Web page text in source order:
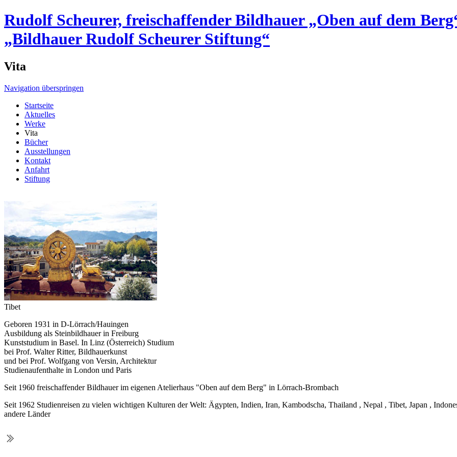
Rudolf Scheurer, freischaffender Bildhauer „Oben auf dem
„Bildhauer Rudolf Scheurer Stiftung“
Vita
Navigation überspringen
Startseite
Aktuelles
Werke
Vita
Bücher
Ausstellungen
Kontakt
Anfahrt
Stiftung
Tibet
Geboren 1931 in D-Lörrach/Hauingen
Ausbildung als Steinbildhauer in Freiburg
Kunststudium in Basel. In Linz (Österreich) Studium
bei Prof. Walter Ritter, Bildhauerkunst
und bei Prof. Wolfgang von Versin, Architektur
Studienaufenthalte in London und Paris
Seit 1960 freischaffender Bildhauer im eigenen Atelierhaus "Oben auf dem Berg" in Lörrach-Brombach
Seit 1962 Studienreisen zu vielen wichtigen Kulturen der Welt: Ägypten, Indien, Iran, Kambodscha, Thailand , Nepal , Tibet, Japan ,
andere Länder